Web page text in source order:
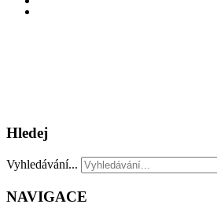
Hledej
Vyhledávání...
NAVIGACE